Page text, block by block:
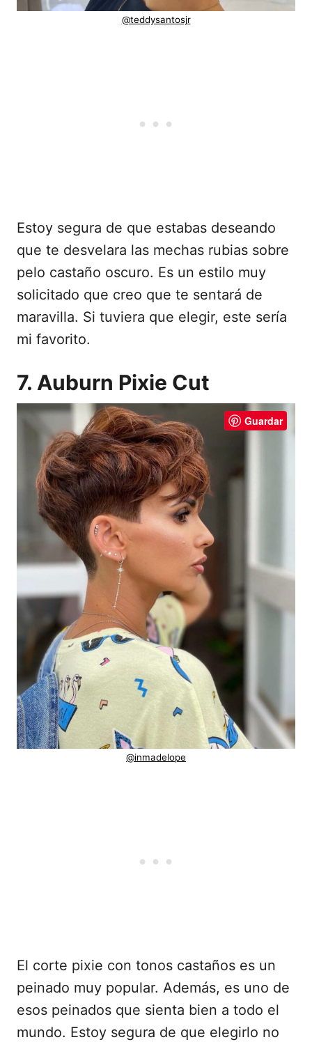
@teddysantosjr
Estoy segura de que estabas deseando
que te desvelara las mechas rubias sobre
pelo castaño oscuro. Es un estilo muy
solicitado que creo que te sentará de
maravilla. Si tuviera que elegir, este sería
mi favorito.
7. Auburn Pixie Cut
Guardar
@inmadelope
El corte pixie con tonos castaños es un
peinado muy popular. Además, es uno de
esos peinados que sienta bien a todo el
mundo. Estoy segura de que elegirlo no